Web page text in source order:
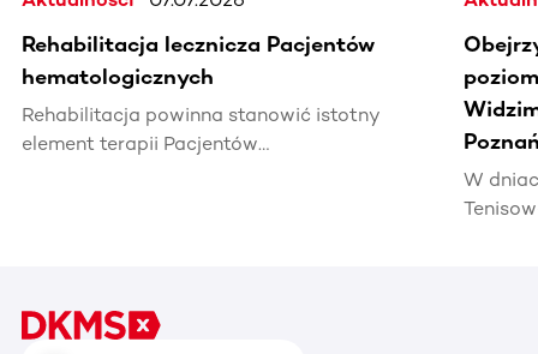
Rehabilitacja lecznicza Pacjentów
hematologicznych
Rehabilitacja powinna stanowić istotny
element terapii Pacjentów
W